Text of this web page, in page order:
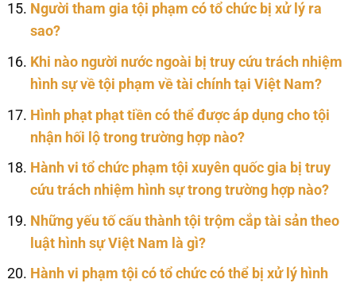
Người tham gia tội phạm có tổ chức bị xử lý ra
sao?
Khi nào người nước ngoài bị truy cứu trách nhiệm
hình sự về tội phạm về tài chính tại Việt Nam?
Hình phạt phạt tiền có thể được áp dụng cho tội
nhận hối lộ trong trường hợp nào?
Hành vi tổ chức phạm tội xuyên quốc gia bị truy
cứu trách nhiệm hình sự trong trường hợp nào?
Những yếu tố cấu thành tội trộm cắp tài sản theo
luật hình sự Việt Nam là gì?
Hành vi phạm tội có tổ chức có thể bị xử lý hình